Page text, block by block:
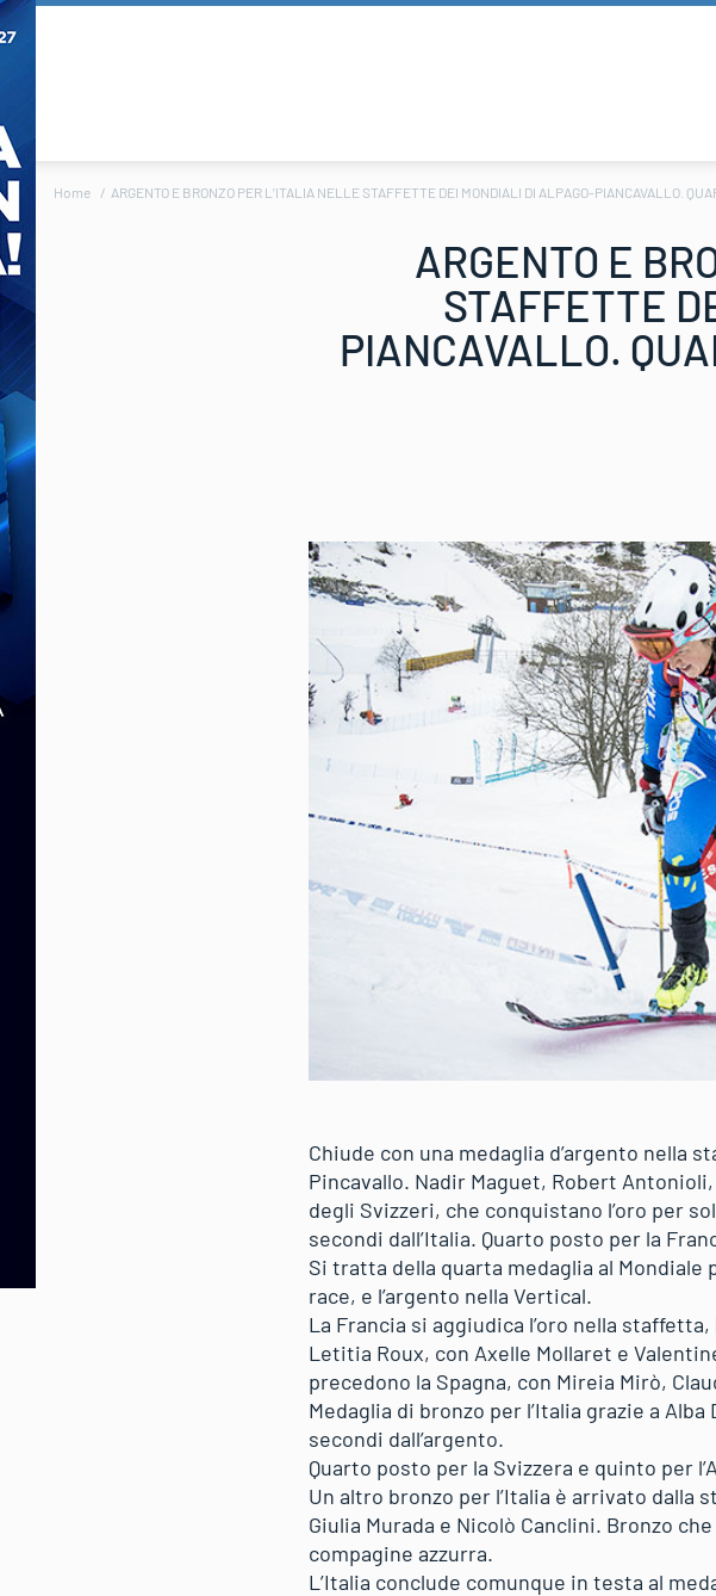
Home ARGENTO E BRONZO PER L’ITALIA NELLE STAFFETTE DEI MONDIALI DI ALPAGO-PIANCAVALLO.
ARGENTO E
STAFFETTE
PIANCAVALLO.
Chiude con una medaglia d’argento nella
Pincavallo. Nadir Maguet, Robert
degli Svizzeri, che conquistano l’oro per
secondi dall’Italia. Quarto posto per la
Si tratta della quarta medaglia al Mondiale
race, e l’argento nella Vertical.
La Francia si aggiudica l’oro nella
Letitia Roux, con Axelle Mollaret e
precedono la Spagna, con Mireia Mirò,
Medaglia di bronzo per l’Italia grazie a
secondi dall’argento.
Quarto posto per la Svizzera e quinto per
Un altro bronzo per l’Italia è arrivato dalla
Giulia Murada e Nicolò Canclini. Bronzo
compagine azzurra.
L’Italia conclude comunque in testa al